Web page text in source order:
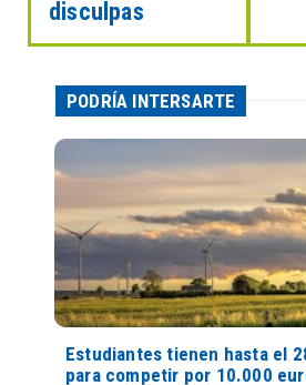
disculpas
PODRÍA INTERSARTE
Estudiantes tienen hasta el
para competir por 10.000